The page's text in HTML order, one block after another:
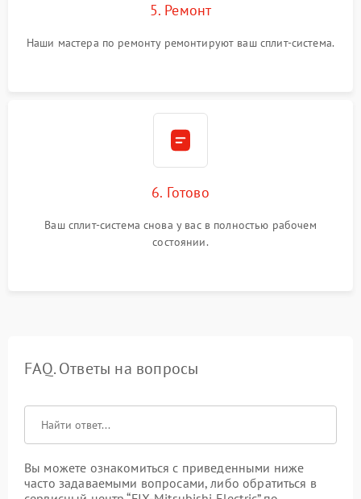
5. Ремонт
Наши мастера по ремонту ремонтируют ваш сплит-система.
6. Готово
Ваш сплит-система снова у вас в полностью рабочем
состоянии.
FAQ. Ответы на вопросы
Вы можете ознакомиться с приведенными ниже
часто задаваемыми вопросами, либо обратиться в